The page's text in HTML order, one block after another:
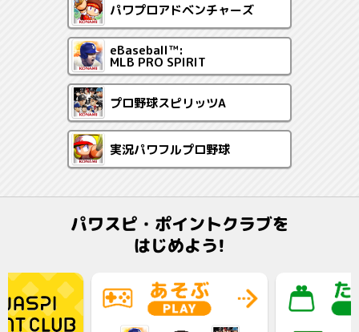
パワプロアドベンチャーズ
eBaseball™:
MLB PRO SPIRIT
プロ野球スピリッツA
実況パワフルプロ野球
パワスピ・ポイントクラブを
はじめよう!